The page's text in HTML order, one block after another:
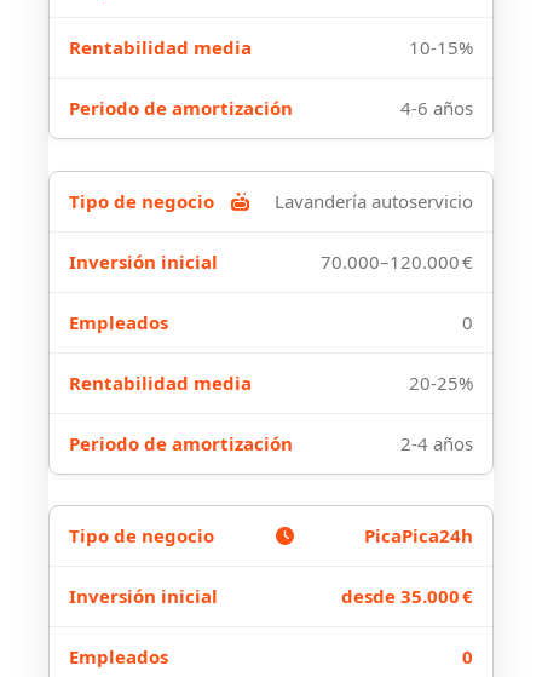
10-15%
4-6 años
Lavandería autoservicio
70.000–120.000 €
0
20-25%
2-4 años
PicaPica24h
desde 35.000 €
0